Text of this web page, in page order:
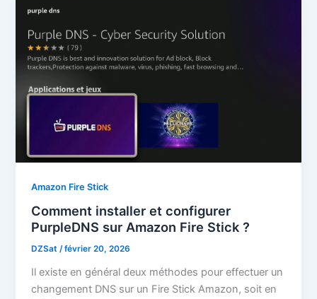
Amazon Fire Stick
Comment installer et configurer
PurpleDNS sur Amazon Fire Stick ?
DZSat/février 20, 2026
Il existe en général deux méthodes pour effectuer un
changement DNS sur un Fire Stick Amazon, soit en